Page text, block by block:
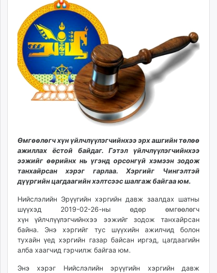
mnb.mn
Livetv.mn
Eguur.mn
24tsag.mn
shuud.mn
eagle.mn
ergelt.mn
mminfo.mn
ugluu.mn
urlag.mn
shudarga.mn
shuurhai.mn
unuudur.mn
isee.mn
mglradio.com
Өмгөөлөгч хүн үйлчлүүлэгчийнхээ эрх ашгийн төлөө
ажиллах ёстой байдаг. Гэтэл үйлчлүүлэгчийнхээ
ээжийг өөрийнх нь үгэнд орсонгүй хэмээн зодож
танхайрсан хэрэг гарлаа. Хэргийг Чингэлтэй
дүүргийн цагдаагийн хэлтсээс шалгаж байгаа юм.
Нийслэлийн Эрүүгийн хэргийн давж заалдах шатны
шүүхэд 2019-02-26-ны өдөр өмгөөлөгч
хүн үйлчлүүлэгчийнхээ ээжийг зодож танхайрсан
байна. Энэ хэргийг тус шүүхийн ажилчид болон
тухайн үед хэргийн газар байсан иргэд, цагдаагийн
алба хаагчид гэрчилж байгаа юм.
Энэ хэрэг Нийслэлийн эрүүгийн хэргийн давж